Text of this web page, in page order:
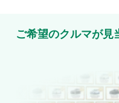
ご希望のクルマが見